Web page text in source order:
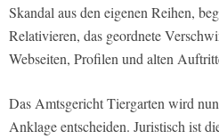
Skandal aus den eigenen Reihen,
Relativieren, das geordnete
Webseiten, Profilen und alten
Das Amtsgericht Tiergarten wird
Anklage entscheiden. Juristisch ist